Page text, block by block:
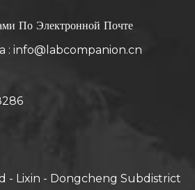
По Электронной Почте
: info@labcompanion.cn
- Lixin - Dongcheng Subdistrict